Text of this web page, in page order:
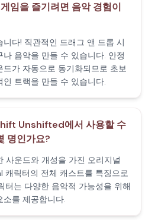
임을 즐기려면 음악 경험이
니다! 직관적인 드래그 앤 드롭 시
나 음악을 만들 수 있습니다. 안정
드가 자동으로 동기화되므로 초보
인 트랙을 만들 수 있습니다.
Unshifted에서 사용할 수
명인가요?
사운드와 개성을 가진 오리지널
캐릭터의 전체 캐스트를 특징으로
터는 다양한 음악적 가능성을 위해
소를 제공합니다.